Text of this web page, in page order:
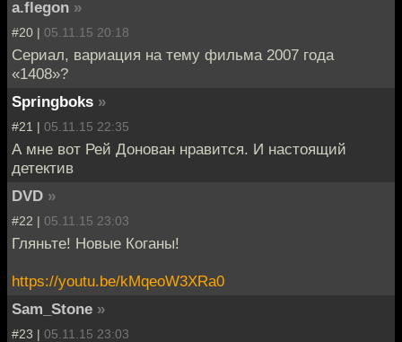
a.flegon »
#20 | 05.11.15 20:18
Сериал, вариация на тему фильма 2007 года
«1408»?
Springboks »
#21 | 05.11.15 22:35
А мне вот Рей Донован нравится. И настоящий
детектив
DVD »
#22 | 05.11.15 23:03
Гляньте! Новые Коганы!
https://youtu.be/kMqeoW3XRa0
Sam_Stone »
#23 | 05.11.15 23:03